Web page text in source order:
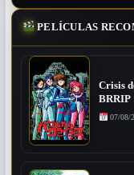
PELÍCULAS
Crisis
BRRIP
07/08/